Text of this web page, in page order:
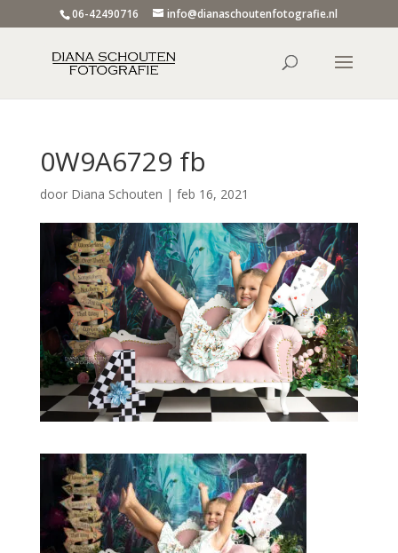
06-42490716 info@dianaschoutenfotografie.nl
0W9A6729 fb
door Diana Schouten | feb 16, 2021